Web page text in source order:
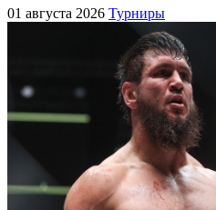
01 августа 2026 Турниры